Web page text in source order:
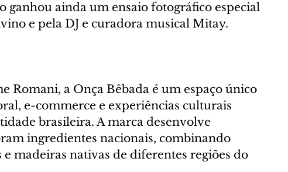
ganhou ainda um ensaio fotográfico especial
e pela DJ e curadora musical Mitay.
Romani, a Onça Bêbada é um espaço único
e-commerce e experiências culturais
brasileira. A marca desenvolve
ingredientes nacionais, combinando
madeiras nativas de diferentes regiões do